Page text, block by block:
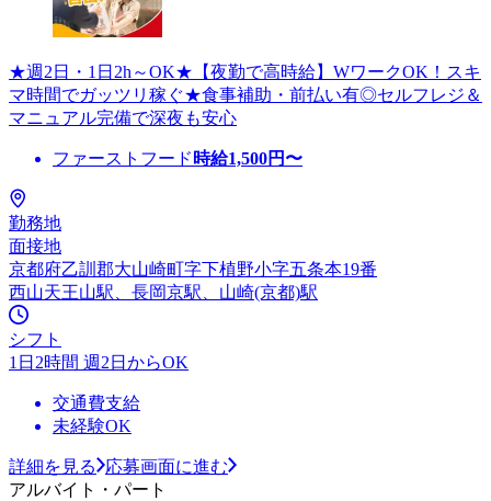
★週2日・1日2h～OK★【夜勤で高時給】WワークOK！スキ
マ時間でガッツリ稼ぐ★食事補助・前払い有◎セルフレジ＆
マニュアル完備で深夜も安心
ファーストフード 時給1,500円〜
勤務地
面接地
京都府乙訓郡大山崎町字下植野小字五条本19番
西山天王山駅、長岡京駅、山崎(京都)駅
シフト
1日2時間 週2日からOK
交通費支給
未経験OK
詳細を見る
応募画面に進む
アルバイト・パート